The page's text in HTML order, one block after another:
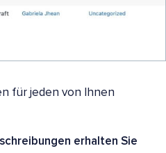
für jeden von Ihnen
erhalten Sie